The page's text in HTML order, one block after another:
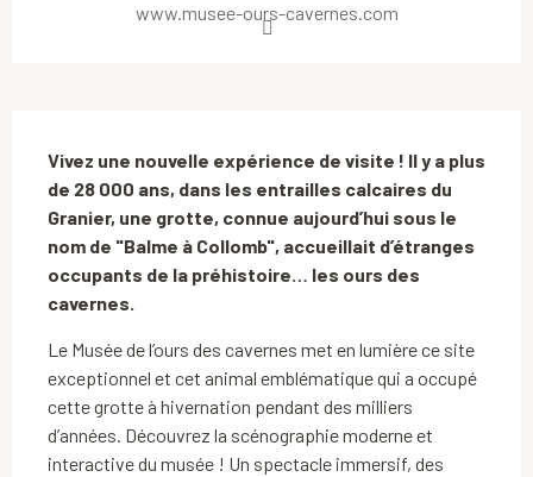
www.musee-ours-cavernes.com
Vivez une nouvelle expérience de visite ! Il y a plus
de 28 000 ans, dans les entrailles calcaires du
Granier, une grotte, connue aujourd’hui sous le
nom de "Balme à Collomb", accueillait d’étranges
occupants de la préhistoire… les ours des
cavernes.
Le Musée de l’ours des cavernes met en lumière ce site
exceptionnel et cet animal emblématique qui a occupé
cette grotte à hivernation pendant des milliers
d’années. Découvrez la scénographie moderne et
interactive du musée ! Un spectacle immersif, des